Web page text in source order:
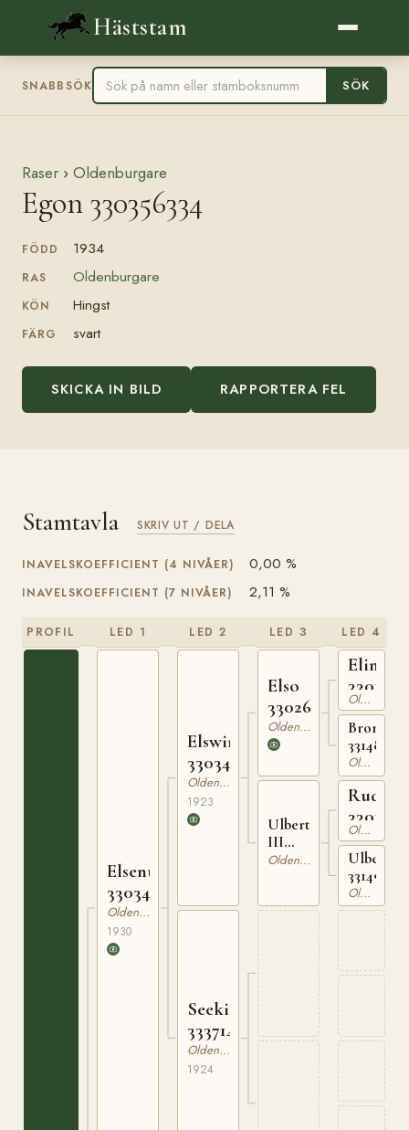
Häststam
SNABBSÖK SÖK
Raser › Oldenburgare
Egon 330356334
FÖDD 1934
RAS Oldenburgare
KÖN Hingst
FÄRG svart
SKICKA IN BILD RAPPORTERA FEL
Stamtavla SKRIV UT / DELA
INAVELSKOEFFICIENT (4 NIVÅER) 0,00 %
INAVELSKOEFFICIENT (7 NIVÅER) 2,11 %
PROFIL LED 1
Elsenus
330348130
Oldenburgare
1930
LED 2
Elswin
330341823
Oldenburgare
1923
Seekind
333714424
Oldenburgare
1924
LED 3
Elso
330262115
Oldenburgare
Ulbertine
III
332220414
Oldenburgare
LED 4
Elimar
Oldenburgare
Oldenburgare
Rudolf
Oldenburgare
Ulbertine
331492505
Oldenburgare